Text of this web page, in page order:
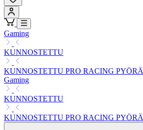
Gaming
KUNNOSTETTU
KUNNOSTETTU PRO RACING PYÖRÄ
Gaming
KUNNOSTETTU
KUNNOSTETTU PRO RACING PYÖRÄ